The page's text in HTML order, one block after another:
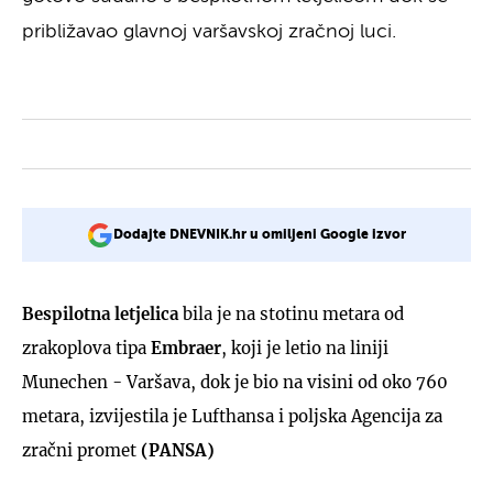
približavao glavnoj varšavskoj zračnoj luci.
Dodajte DNEVNIK.hr u omiljeni Google izvor
Bespilotna letjelica bila je na stotinu metara od
zrakoplova tipa Embraer, koji je letio na liniji
Munechen - Varšava, dok je bio na visini od oko 760
metara, izvijestila je Lufthansa i poljska Agencija za
zračni promet (PANSA)